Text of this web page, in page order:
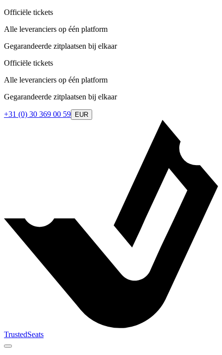
Officiële tickets
Alle leveranciers op één platform
Gegarandeerde zitplaatsen bij elkaar
Officiële tickets
Alle leveranciers op één platform
Gegarandeerde zitplaatsen bij elkaar
+31 (0) 30 369 00 59 EUR
TrustedSeats